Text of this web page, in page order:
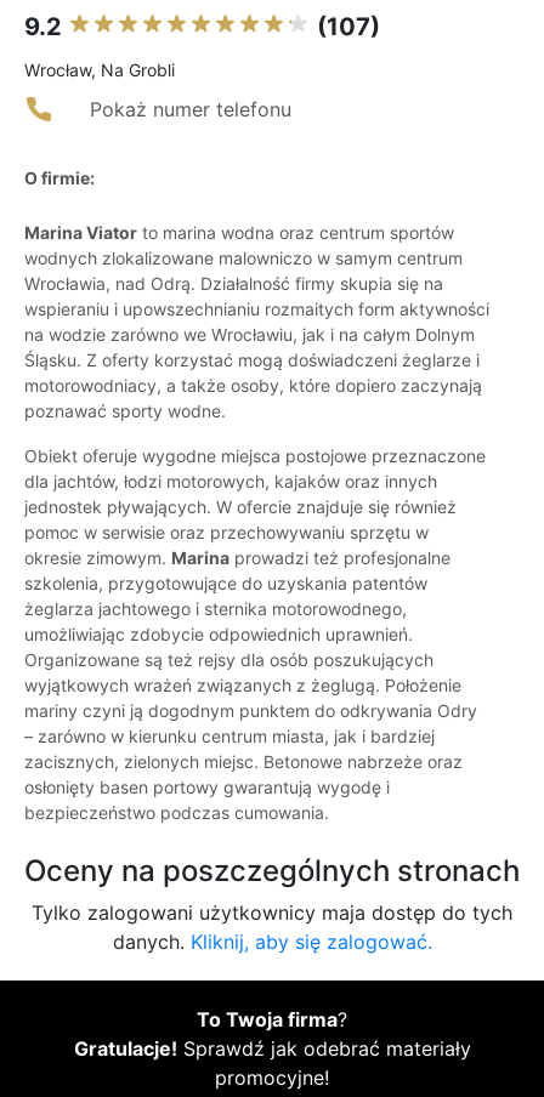
9.2 (107)
Wrocław, Na Grobli
Pokaż numer telefonu
O firmie:
Marina Viator to marina wodna oraz centrum sportów
wodnych zlokalizowane malowniczo w samym centrum
Wrocławia, nad Odrą. Działalność firmy skupia się na
wspieraniu i upowszechnianiu rozmaitych form aktywności
na wodzie zarówno we Wrocławiu, jak i na całym Dolnym
Śląsku. Z oferty korzystać mogą doświadczeni żeglarze i
motorowodniacy, a także osoby, które dopiero zaczynają
poznawać sporty wodne.
Obiekt oferuje wygodne miejsca postojowe przeznaczone
dla jachtów, łodzi motorowych, kajaków oraz innych
jednostek pływających. W ofercie znajduje się również
pomoc w serwisie oraz przechowywaniu sprzętu w
okresie zimowym. Marina prowadzi też profesjonalne
szkolenia, przygotowujące do uzyskania patentów
żeglarza jachtowego i sternika motorowodnego,
umożliwiając zdobycie odpowiednich uprawnień.
Organizowane są też rejsy dla osób poszukujących
wyjątkowych wrażeń związanych z żeglugą. Położenie
mariny czyni ją dogodnym punktem do odkrywania Odry
– zarówno w kierunku centrum miasta, jak i bardziej
zacisznych, zielonych miejsc. Betonowe nabrzeże oraz
osłonięty basen portowy gwarantują wygodę i
bezpieczeństwo podczas cumowania.
Oceny na poszczególnych stronach
Tylko zalogowani użytkownicy maja dostęp do tych
danych. Kliknij, aby się zalogować.
To Twoja firma?
Gratulacje! Sprawdź jak odebrać materiały
promocyjne!